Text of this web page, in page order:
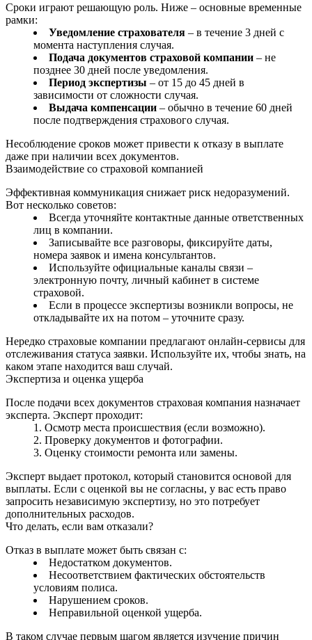
Сроки играют решающую роль. Ниже – основные временные
рамки:
Уведомление страхователя – в течение 3 дней с
момента наступления случая.
Подача документов страховой компании – не
позднее 30 дней после уведомления.
Период экспертизы – от 15 до 45 дней в
зависимости от сложности случая.
Выдача компенсации – обычно в течение 60 дней
после подтверждения страхового случая.
Несоблюдение сроков может привести к отказу в выплате
даже при наличии всех документов.
Взаимодействие со страховой компанией
Эффективная коммуникация снижает риск недоразумений.
Вот несколько советов:
Всегда уточняйте контактные данные ответственных
лиц в компании.
Записывайте все разговоры, фиксируйте даты,
номера заявок и имена консультантов.
Используйте официальные каналы связи –
электронную почту, личный кабинет в системе
страховой.
Если в процессе экспертизы возникли вопросы, не
откладывайте их на потом – уточните сразу.
Нередко страховые компании предлагают онлайн‑сервисы для
отслеживания статуса заявки. Используйте их, чтобы знать, на
каком этапе находится ваш случай.
Экспертиза и оценка ущерба
После подачи всех документов страховая компания назначает
эксперта. Эксперт проходит:
Осмотр места происшествия (если возможно).
Проверку документов и фотографии.
Оценку стоимости ремонта или замены.
Эксперт выдает протокол, который становится основой для
выплаты. Если с оценкой вы не согласны, у вас есть право
запросить независимую экспертизу, но это потребует
дополнительных расходов.
Что делать, если вам отказали?
Отказ в выплате может быть связан с:
Недостатком документов.
Несоответствием фактических обстоятельств
условиям полиса.
Нарушением сроков.
Неправильной оценкой ущерба.
В таком случае первым шагом является изучение причин